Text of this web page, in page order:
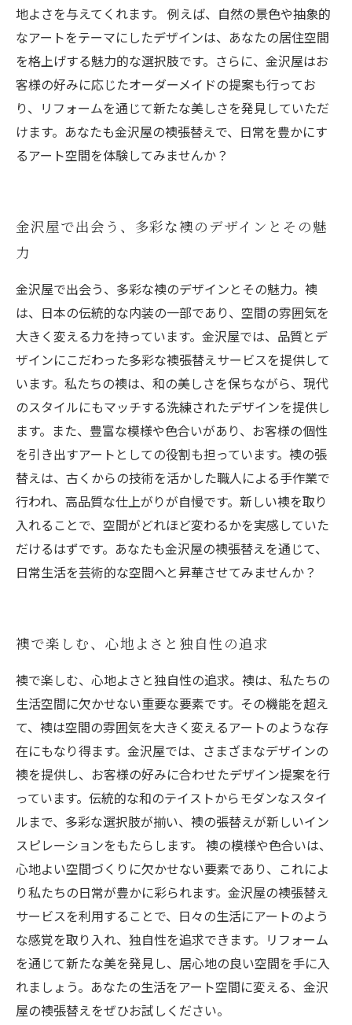
地よさを与えてくれます。 例えば、自然の景色や抽象的
なアートをテーマにしたデザインは、あなたの居住空間
を格上げする魅力的な選択肢です。さらに、金沢屋はお
客様の好みに応じたオーダーメイドの提案も行ってお
り、リフォームを通じて新たな美しさを発見していただ
けます。あなたも金沢屋の襖張替えで、日常を豊かにす
るアート空間を体験してみませんか？
金沢屋で出会う、多彩な襖のデザインとその魅
力
金沢屋で出会う、多彩な襖のデザインとその魅力。襖
は、日本の伝統的な内装の一部であり、空間の雰囲気を
大きく変える力を持っています。金沢屋では、品質とデ
ザインにこだわった多彩な襖張替えサービスを提供して
います。私たちの襖は、和の美しさを保ちながら、現代
のスタイルにもマッチする洗練されたデザインを提供し
ます。また、豊富な模様や色合いがあり、お客様の個性
を引き出すアートとしての役割も担っています。襖の張
替えは、古くからの技術を活かした職人による手作業で
行われ、高品質な仕上がりが自慢です。新しい襖を取り
入れることで、空間がどれほど変わるかを実感していた
だけるはずです。あなたも金沢屋の襖張替えを通じて、
日常生活を芸術的な空間へと昇華させてみませんか？
襖で楽しむ、心地よさと独自性の追求
襖で楽しむ、心地よさと独自性の追求。襖は、私たちの
生活空間に欠かせない重要な要素です。その機能を超え
て、襖は空間の雰囲気を大きく変えるアートのような存
在にもなり得ます。金沢屋では、さまざまなデザインの
襖を提供し、お客様の好みに合わせたデザイン提案を行
っています。伝統的な和のテイストからモダンなスタイ
ルまで、多彩な選択肢が揃い、襖の張替えが新しいイン
スピレーションをもたらします。 襖の模様や色合いは、
心地よい空間づくりに欠かせない要素であり、これによ
り私たちの日常が豊かに彩られます。金沢屋の襖張替え
サービスを利用することで、日々の生活にアートのよう
な感覚を取り入れ、独自性を追求できます。リフォーム
を通じて新たな美を発見し、居心地の良い空間を手に入
れましょう。あなたの生活をアート空間に変える、金沢
屋の襖張替えをぜひお試しください。